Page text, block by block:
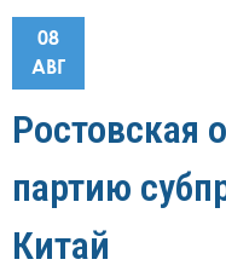
08
АВГ
Ростовская
партию
Китай